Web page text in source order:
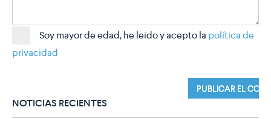
Soy mayor de edad, he leido y acepto la política de
privacidad
NOTICIAS RECIENTES